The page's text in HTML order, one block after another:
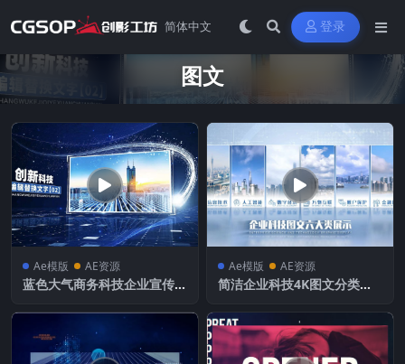
登录
图文
Ae模版 AE资源
蓝色大气商务科技企业宣传图
Ae模版 AE资源
简洁企业科技4K图文分类展